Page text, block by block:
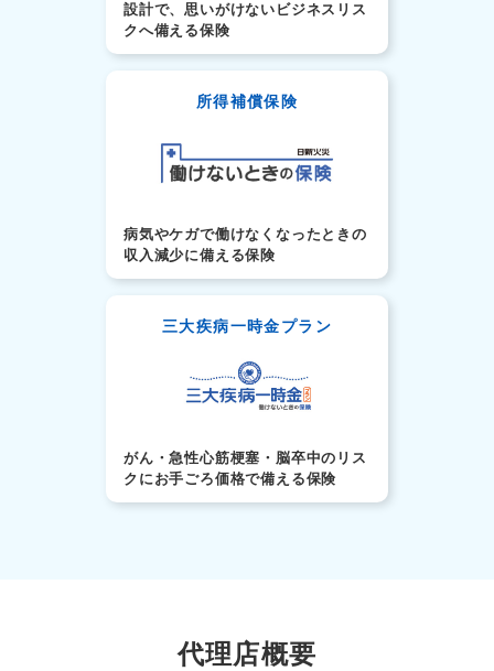
設計で、思いがけないビジネスリス
クへ備える保険
所得補償保険
病気やケガで働けなくなったときの
収入減少に備える保険
三大疾病一時金プラン
がん・急性心筋梗塞・脳卒中のリス
クにお手ごろ価格で備える保険
代理店概要